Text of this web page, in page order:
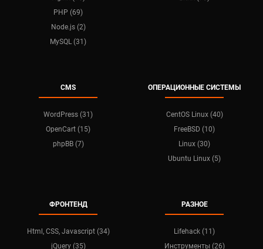
PHP (69)
Node.js (2)
MySQL (31)
CMS
WordPress (31)
OpenCart (15)
phpBB (7)
ОПЕРАЦИОННЫЕ СИСТЕМЫ
CentOS Linux (40)
FreeBSD (10)
Linux (30)
Ubuntu Linux (5)
ФРОНТЕНД
Html, CSS, Javascript (34)
jQuery (35)
РАЗНОЕ
Lifehack (11)
Инструменты (26)